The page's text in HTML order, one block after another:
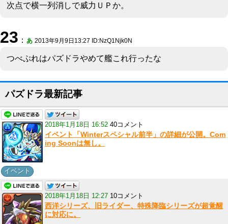
次点で横一列消しで威力ＵＰか。
23 ： あ 2013年9月9日13:27 ID:NzQ1Njk0N
つべぷれはパズドラやめて艦これ行ったな
パズドラ最新記事
2018年1月18日 16:52 40コメント
イベント「Winterスペシャル前半」の詳細が公開。Com
ing Soonは無し。
イベント
2018年1月18日 12:27 10コメント
西洋シリーズ、旧ライダー、特殊降臨シリーズが超覚醒
に対応に。